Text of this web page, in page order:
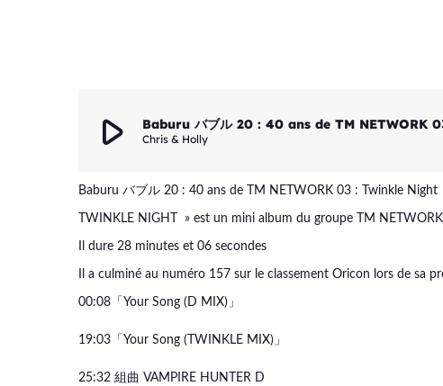
play_arrow Baburu バブル 20 : 40 ans de TM NETWORK
Chris & Holly
Baburu バブル 20 : 40 ans de TM NETWORK 03 : Twinkle Night
TWINKLE NIGHT » est un mini album du groupe TM
Il dure 28 minutes et 06 secondes
Il a culminé au numéro 157 sur le classement Oricon lors de sa
00:08「Your Song (D MIX)」
19:03「Your Song (TWINKLE MIX)」
25:32 組曲 VAMPIRE HUNTER D